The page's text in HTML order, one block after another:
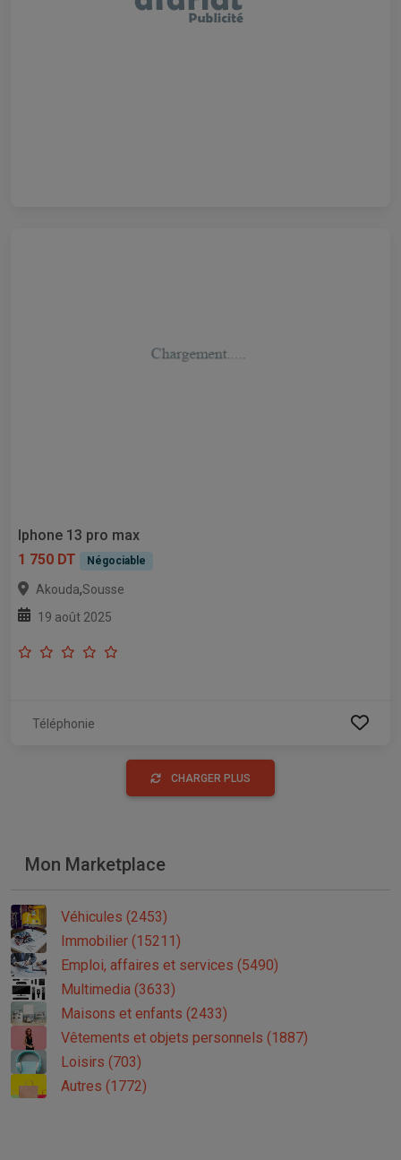
Iphone 13 pro max
1 750 DT
Négociable
Akouda,Sousse
19 août 2025
Téléphonie
CHARGER PLUS
Mon Marketplace
Véhicules (2453)
Immobilier (15211)
Emploi, affaires et services (5490)
Multimedia (3633)
Maisons et enfants (2433)
Vêtements et objets personnels (1887)
Loisirs (703)
Autres (1772)